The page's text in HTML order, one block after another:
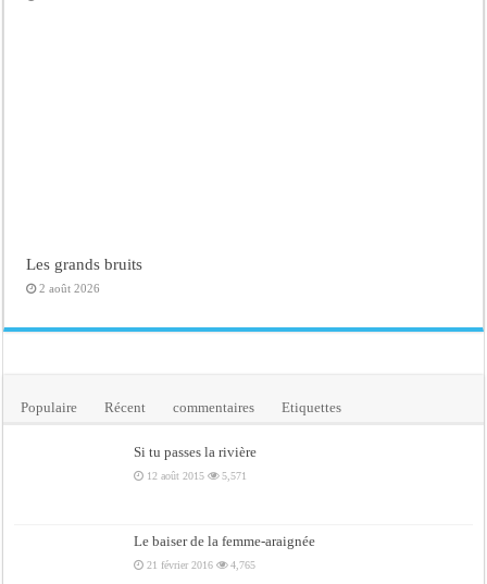
Les grands bruits
2 août 2026
Populaire Récent commentaires Etiquettes
Si tu passes la rivière
12 août 2015 5,571
Le baiser de la femme-araignée
21 février 2016 4,765